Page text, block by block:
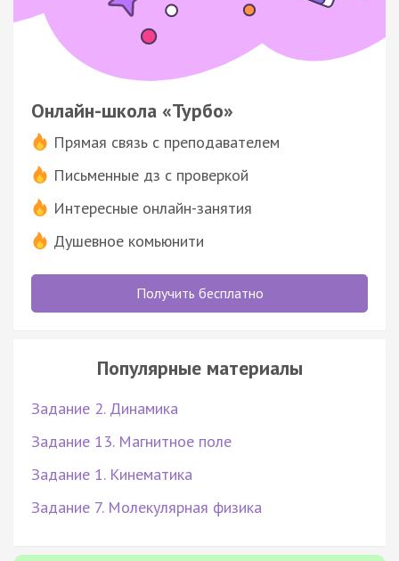
Онлайн-школа «Турбо»
Прямая связь с преподавателем
Письменные дз с проверкой
Интересные онлайн-занятия
Душевное комьюнити
Получить бесплатно
Популярные материалы
Задание 2. Динамика
Задание 13. Магнитное поле
Задание 1. Кинематика
Задание 7. Молекулярная физика